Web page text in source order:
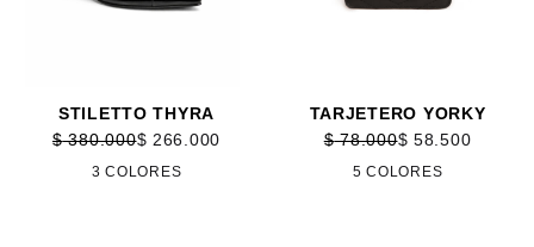
STILETTO THYRA
$ 266.000
$380.000
3 COLORES
TARJETERO YORKY
$ 58.500
$78.000
5 COLORES